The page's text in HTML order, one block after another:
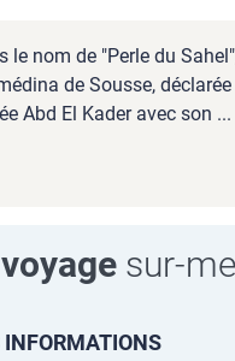
le nom de "Perle du
de Sousse,
Abd El Kader avec son ...
sur-